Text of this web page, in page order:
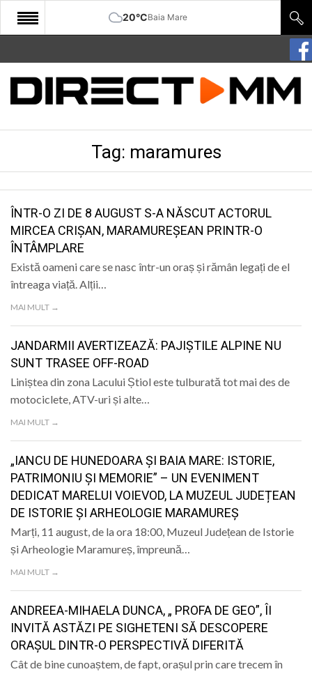
20°CBaia Mare
START
COMUNITATE
SANATATE
SPORT
SPECIAL
POLITIC
Tag: maramures
ÎNTR-O ZI DE 8 AUGUST S-A NĂSCUT ACTORUL
MIRCEA CRIȘAN, MARAMUREȘEAN PRINTR-O
ÎNTÂMPLARE
Există oameni care se nasc într-un oraș și rămân legați de el
întreaga viață. Alții…
MAI MULT →
JANDARMII AVERTIZEAZĂ: PAJIȘTILE ALPINE NU
SUNT TRASEE OFF-ROAD
Liniștea din zona Lacului Știol este tulburată tot mai des de
motociclete, ATV-uri și alte…
MAI MULT →
„IANCU DE HUNEDOARA ȘI BAIA MARE: ISTORIE,
PATRIMONIU ȘI MEMORIE” – UN EVENIMENT
DEDICAT MARELUI VOIEVOD, LA MUZEUL JUDEȚEAN
DE ISTORIE ȘI ARHEOLOGIE MARAMUREȘ
Marți, 11 august, de la ora 18:00, Muzeul Județean de Istorie
și Arheologie Maramureș, împreună…
MAI MULT →
ANDREEA-MIHAELA DUNCA, „ PROFA DE GEO”, ÎI
INVITĂ ASTĂZI PE SIGHETENI SĂ DESCOPERE
ORAȘUL DINTR-O PERSPECTIVĂ DIFERITĂ
Cât de bine cunoaștem, de fapt, orașul prin care trecem în